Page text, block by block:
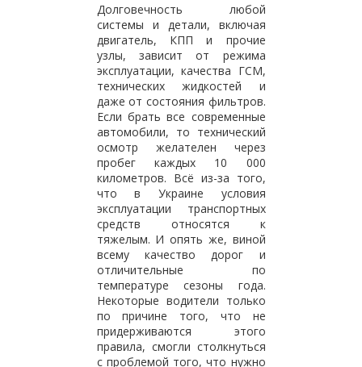
Долговечность любой
системы и детали, включая
двигатель, КПП и прочие
узлы, зависит от режима
эксплуатации, качества ГСМ,
технических жидкостей и
даже от состояния фильтров.
Если брать все современные
автомобили, то технический
осмотр желателен через
пробег каждых 10 000
километров. Всё из-за того,
что в Украине условия
эксплуатации транспортных
средств относятся к
тяжелым. И опять же, виной
всему качество дорог и
отличительные по
температуре сезоны года.
Некоторые водители только
по причине того, что не
придерживаются этого
правила, смогли столкнуться
с проблемой того, что нужно